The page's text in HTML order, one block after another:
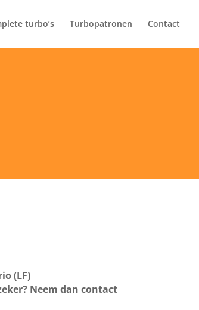
turbo’s Turbopatronen Contact
(LF)
Neem dan contact